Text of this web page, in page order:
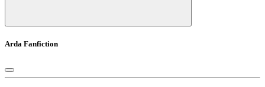
Arda Fanfiction